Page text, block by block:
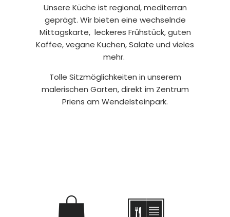
Unsere Küche ist regional, mediterran
geprägt. Wir bieten eine wechselnde
Mittagskarte, leckeres Frühstück, guten
Kaffee, vegane Kuchen, Salate und vieles
mehr.
Tolle Sitzmöglichkeiten in unserem
malerischen Garten, direkt im Zentrum
Priens am Wendelsteinpark.